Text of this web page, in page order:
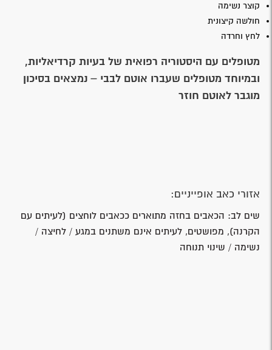
קוצר נשימה
חולשה קיצונית
לחץ וחרדה
מטופלים עם היסטוריה רפואית של בעיות קרדיאליות,
ובמיוחד מטופלים שעברו אוטם לבבי – נמצאים בסיכון
מוגבר לאוטם חוזר
אזורי כאב אופייניים:
שים לב: הכאבים בחזה מתוארים ככאבים לוחצים (לעיתים עם
הקרנה), מפושטים, לעיתים אינם משתנים במגע / לחיצה /
נשימה / שינוי תנוחה